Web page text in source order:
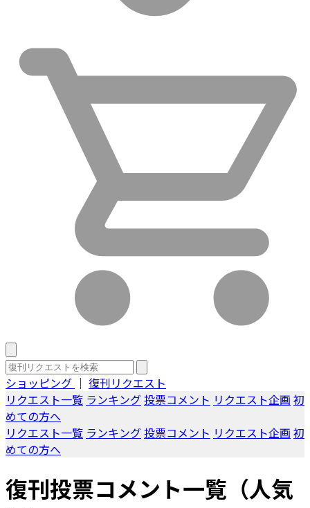
ショッピング ｜ 復刊リクエスト
リクエスト一覧 ランキング投票コメント リクエスト企画 初
めての方へ
リクエスト一覧 ランキング投票コメント リクエスト企画 初
めての方へ
復刊投票コメント一覧（人気